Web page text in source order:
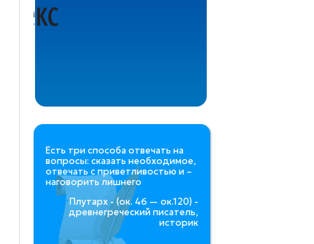
Есть три способа отвечать на
вопросы: сказать необходимое,
отвечать с приветливостью и –
наговорить лишнего
Плутарх - (ок. 46 — ок.120) -
древнегреческий писатель,
историк